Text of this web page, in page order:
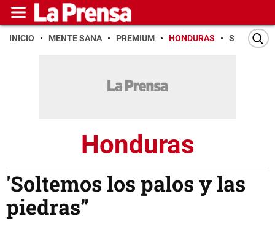
INICIO MENTE SANA PREMIUM HONDURAS SAN PEDRO
Honduras
'Soltemos los palos y las
piedras”